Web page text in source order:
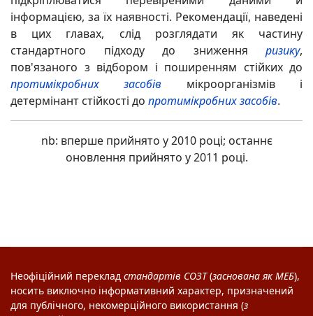
інформацією, за їх наявності. Рекомендації, наведені
в цих главах, слід розглядати як частину
стандартного підходу до зниження ризику,
пов'язаного з відбором і поширенням стійких до
протимікробних засобів мікроорганізмів і
детермінант стійкості до протимікробних засобів.
nb: вперше прийнято у 2010 році; останнє
оновлення прийнято у 2011 році.
Неофіційний переклад стандартів СОЗТ(заснована якМЕБ),
носить виключно інформативний характер, призначений
для публічного, некомерційного використання (з